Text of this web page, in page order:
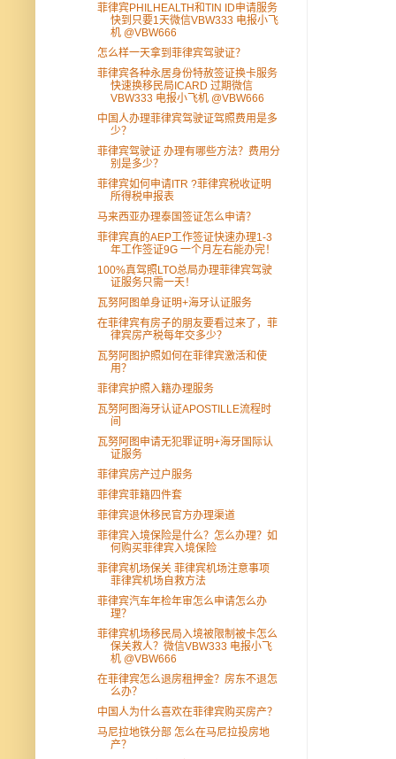
菲律宾PHILHEALTH和TIN ID申请服务
快到只要1天微信VBW333 电报小飞
机 @VBW666
怎么样一天拿到菲律宾驾驶证？
菲律宾各种永居身份特赦签证换卡服务
快速换移民局ICARD 过期微信
VBW333 电报小飞机 @VBW666
中国人办理菲律宾驾驶证驾照费用是多
少？
菲律宾驾驶证 办理有哪些方法？费用分
别是多少？
菲律宾如何申请ITR ?菲律宾税收证明
所得税申报表
马来西亚办理泰国签证怎么申请？
菲律宾真的AEP工作签证快速办理1-3
年工作签证9G 一个月左右能办完！
100%真驾照LTO总局办理菲律宾驾驶
证服务只需一天！
瓦努阿图单身证明+海牙认证服务
在菲律宾有房子的朋友要看过来了，菲
律宾房产税每年交多少？
瓦努阿图护照如何在菲律宾激活和使
用？
菲律宾护照入籍办理服务
瓦努阿图海牙认证APOSTILLE流程时
间
瓦努阿图申请无犯罪证明+海牙国际认
证服务
菲律宾房产过户服务
菲律宾菲籍四件套
菲律宾退休移民官方办理渠道
菲律宾入境保险是什么？怎么办理？如
何购买菲律宾入境保险
菲律宾机场保关 菲律宾机场注意事项
菲律宾机场自救方法
菲律宾汽车年检年审怎么申请怎么办
理？
菲律宾机场移民局入境被限制被卡怎么
保关救人？微信VBW333 电报小飞
机 @VBW666
在菲律宾怎么退房租押金？房东不退怎
么办？
中国人为什么喜欢在菲律宾购买房产？
马尼拉地铁分部 怎么在马尼拉投房地
产？